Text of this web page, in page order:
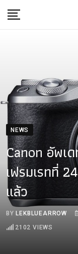
to
NEWS
Canon อัพเ
เฟรมเรทที่
แล้ว
BYLEKBLUEARROW
2102 VIEWS